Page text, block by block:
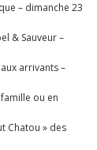
– dimanche 23
& Sauveur –
arrivants –
ou en
Chatou » des